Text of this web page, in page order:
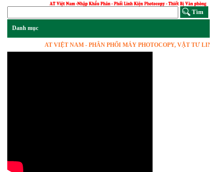
AT VIỆT NAM - PHÂN PHỐI MÁY PHOTOCOPY, VẬT TƯ LINH